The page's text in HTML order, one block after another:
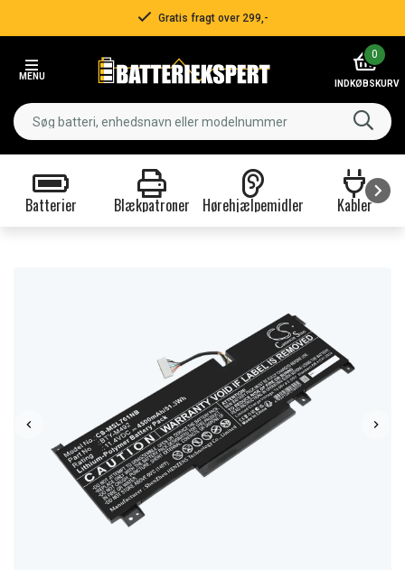
Gratis fragt over 299,-
MENU
0
INDKØBSKURV
Batterier Blækpatroner Hørehjælpemidler Kabler